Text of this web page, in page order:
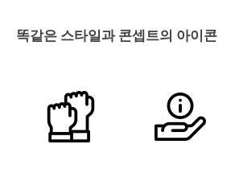
똑같은 스타일과 콘셉트의 아이콘